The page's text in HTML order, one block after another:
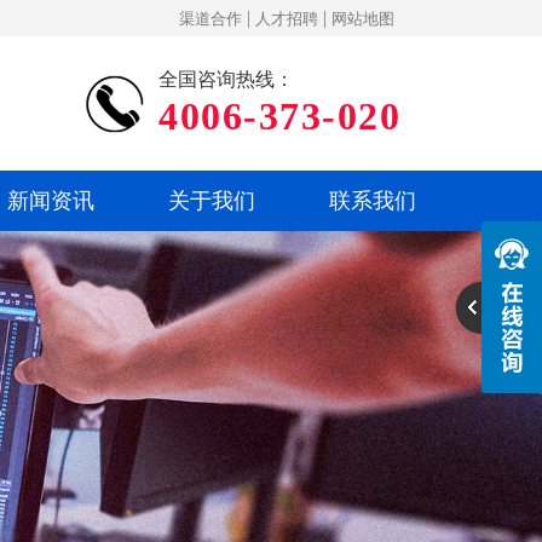
渠道合作 | 人才招聘 | 网站地图
全国咨询热线：
4006-373-020
新闻资讯 关于我们 联系我们